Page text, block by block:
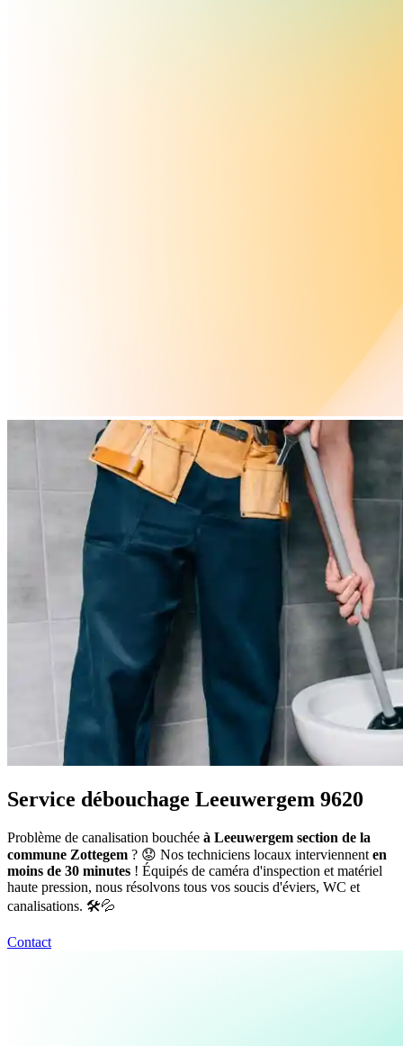
Service débouchage Leeuwergem 9620
Problème de canalisation bouchée à Leeuwergem section de la
commune Zottegem ? 😟 Nos techniciens locaux interviennent en
moins de 30 minutes ! Équipés de caméra d'inspection et matériel
haute pression, nous résolvons tous vos soucis d'éviers, WC et
canalisations. 🛠️💦
Contact